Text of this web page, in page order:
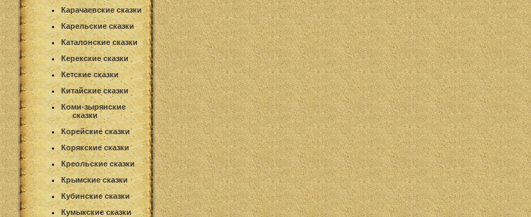
Карачаевские сказки
Карельские сказки
Каталонские сказки
Керекские сказки
Кетские сказки
Китайские сказки
Коми-зырянские
сказки
Корейские сказки
Корякские сказки
Креольские сказки
Крымские сказки
Кубинские сказки
Кумыкские сказки